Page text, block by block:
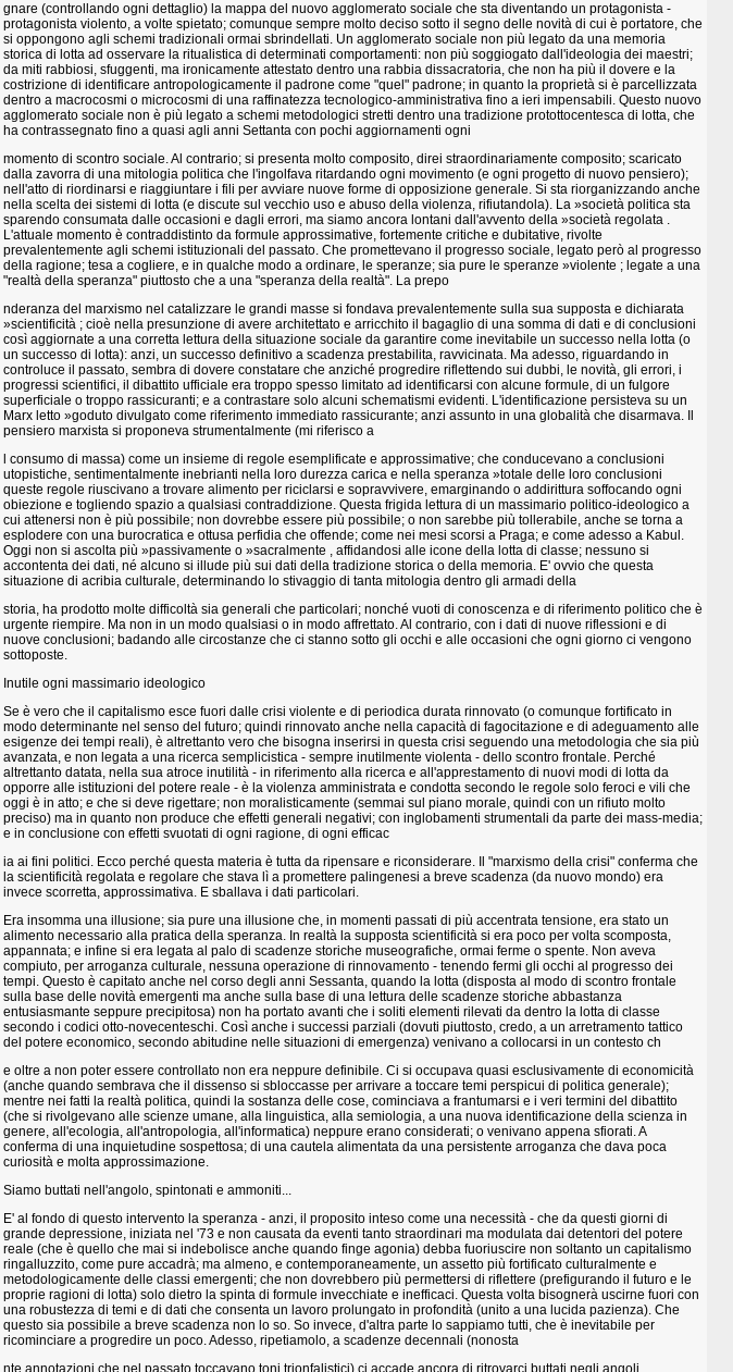
gnare (controllando ogni dettaglio) la mappa del nuovo agglomerato sociale che sta diventando un protagonista -
protagonista violento, a volte spietato; comunque sempre molto deciso sotto il segno delle novità di cui è portatore, che
si oppongono agli schemi tradizionali ormai sbrindellati. Un agglomerato sociale non più legato da una memoria
storica di lotta ad osservare la ritualistica di determinati comportamenti: non più soggiogato dall'ideologia dei maestri;
da miti rabbiosi, sfuggenti, ma ironicamente attestato dentro una rabbia dissacratoria, che non ha più il dovere e la
costrizione di identificare antropologicamente il padrone come "quel" padrone; in quanto la proprietà si è parcellizzata
dentro a macrocosmi o microcosmi di una raffinatezza tecnologico-amministrativa fino a ieri impensabili. Questo nuovo
agglomerato sociale non è più legato a schemi metodologici stretti dentro una tradizione protottocentesca di lotta, che
ha contrassegnato fino a quasi agli anni Settanta con pochi aggiornamenti ogni
momento di scontro sociale. Al contrario; si presenta molto composito, direi straordinariamente composito; scaricato
dalla zavorra di una mitologia politica che l'ingolfava ritardando ogni movimento (e ogni progetto di nuovo pensiero);
nell'atto di riordinarsi e riaggiuntare i fili per avviare nuove forme di opposizione generale. Si sta riorganizzando anche
nella scelta dei sistemi di lotta (e discute sul vecchio uso e abuso della violenza, rifiutandola). La »società politica sta
sparendo consumata dalle occasioni e dagli errori, ma siamo ancora lontani dall'avvento della »società regolata .
L'attuale momento è contraddistinto da formule approssimative, fortemente critiche e dubitative, rivolte
prevalentemente agli schemi istituzionali del passato. Che promettevano il progresso sociale, legato però al progresso
della ragione; tesa a cogliere, e in qualche modo a ordinare, le speranze; sia pure le speranze »violente ; legate a una
"realtà della speranza" piuttosto che a una "speranza della realtà". La prepo
nderanza del marxismo nel catalizzare le grandi masse si fondava prevalentemente sulla sua supposta e dichiarata
»scientificità ; cioè nella presunzione di avere architettato e arricchito il bagaglio di una somma di dati e di conclusioni
così aggiornate a una corretta lettura della situazione sociale da garantire come inevitabile un successo nella lotta (o
un successo di lotta): anzi, un successo definitivo a scadenza prestabilita, ravvicinata. Ma adesso, riguardando in
controluce il passato, sembra di dovere constatare che anziché progredire riflettendo sui dubbi, le novità, gli errori, i
progressi scientifici, il dibattito ufficiale era troppo spesso limitato ad identificarsi con alcune formule, di un fulgore
superficiale o troppo rassicuranti; e a contrastare solo alcuni schematismi evidenti. L'identificazione persisteva su un
Marx letto »goduto divulgato come riferimento immediato rassicurante; anzi assunto in una globalità che disarmava. Il
pensiero marxista si proponeva strumentalmente (mi riferisco a
l consumo di massa) come un insieme di regole esemplificate e approssimative; che conducevano a conclusioni
utopistiche, sentimentalmente inebrianti nella loro durezza carica e nella speranza »totale delle loro conclusioni
queste regole riuscivano a trovare alimento per riciclarsi e sopravvivere, emarginando o addirittura soffocando ogni
obiezione e togliendo spazio a qualsiasi contraddizione. Questa frigida lettura di un massimario politico-ideologico a
cui attenersi non è più possibile; non dovrebbe essere più possibile; o non sarebbe più tollerabile, anche se torna a
esplodere con una burocratica e ottusa perfidia che offende; come nei mesi scorsi a Praga; e come adesso a Kabul.
Oggi non si ascolta più »passivamente o »sacralmente , affidandosi alle icone della lotta di classe; nessuno si
accontenta dei dati, né alcuno si illude più sui dati della tradizione storica o della memoria. E' ovvio che questa
situazione di acribia culturale, determinando lo stivaggio di tanta mitologia dentro gli armadi della
storia, ha prodotto molte difficoltà sia generali che particolari; nonché vuoti di conoscenza e di riferimento politico che è
urgente riempire. Ma non in un modo qualsiasi o in modo affrettato. Al contrario, con i dati di nuove riflessioni e di
nuove conclusioni; badando alle circostanze che ci stanno sotto gli occhi e alle occasioni che ogni giorno ci vengono
sottoposte.
Inutile ogni massimario ideologico
Se è vero che il capitalismo esce fuori dalle crisi violente e di periodica durata rinnovato (o comunque fortificato in
modo determinante nel senso del futuro; quindi rinnovato anche nella capacità di fagocitazione e di adeguamento alle
esigenze dei tempi reali), è altrettanto vero che bisogna inserirsi in questa crisi seguendo una metodologia che sia più
avanzata, e non legata a una ricerca semplicistica - sempre inutilmente violenta - dello scontro frontale. Perché
altrettanto datata, nella sua atroce inutilità - in riferimento alla ricerca e all'apprestamento di nuovi modi di lotta da
opporre alle istituzioni del potere reale - è la violenza amministrata e condotta secondo le regole solo feroci e vili che
oggi è in atto; e che si deve rigettare; non moralisticamente (semmai sul piano morale, quindi con un rifiuto molto
preciso) ma in quanto non produce che effetti generali negativi; con inglobamenti strumentali da parte dei mass-media;
e in conclusione con effetti svuotati di ogni ragione, di ogni efficac
ia ai fini politici. Ecco perché questa materia è tutta da ripensare e riconsiderare. Il "marxismo della crisi" conferma che
la scientificità regolata e regolare che stava lì a promettere palingenesi a breve scadenza (da nuovo mondo) era
invece scorretta, approssimativa. E sballava i dati particolari.
Era insomma una illusione; sia pure una illusione che, in momenti passati di più accentrata tensione, era stato un
alimento necessario alla pratica della speranza. In realtà la supposta scientificità si era poco per volta scomposta,
appannata; e infine si era legata al palo di scadenze storiche museografiche, ormai ferme o spente. Non aveva
compiuto, per arroganza culturale, nessuna operazione di rinnovamento - tenendo fermi gli occhi al progresso dei
tempi. Questo è capitato anche nel corso degli anni Sessanta, quando la lotta (disposta al modo di scontro frontale
sulla base delle novità emergenti ma anche sulla base di una lettura delle scadenze storiche abbastanza
entusiasmante seppure precipitosa) non ha portato avanti che i soliti elementi rilevati da dentro la lotta di classe
secondo i codici otto-novecenteschi. Così anche i successi parziali (dovuti piuttosto, credo, a un arretramento tattico
del potere economico, secondo abitudine nelle situazioni di emergenza) venivano a collocarsi in un contesto ch
e oltre a non poter essere controllato non era neppure definibile. Ci si occupava quasi esclusivamente di economicità
(anche quando sembrava che il dissenso si sbloccasse per arrivare a toccare temi perspicui di politica generale);
mentre nei fatti la realtà politica, quindi la sostanza delle cose, cominciava a frantumarsi e i veri termini del dibattito
(che si rivolgevano alle scienze umane, alla linguistica, alla semiologia, a una nuova identificazione della scienza in
genere, all'ecologia, all'antropologia, all'informatica) neppure erano considerati; o venivano appena sfiorati. A
conferma di una inquietudine sospettosa; di una cautela alimentata da una persistente arroganza che dava poca
curiosità e molta approssimazione.
Siamo buttati nell'angolo, spintonati e ammoniti...
E' al fondo di questo intervento la speranza - anzi, il proposito inteso come una necessità - che da questi giorni di
grande depressione, iniziata nel '73 e non causata da eventi tanto straordinari ma modulata dai detentori del potere
reale (che è quello che mai si indebolisce anche quando finge agonia) debba fuoriuscire non soltanto un capitalismo
ringalluzzito, come pure accadrà; ma almeno, e contemporaneamente, un assetto più fortificato culturalmente e
metodologicamente delle classi emergenti; che non dovrebbero più permettersi di riflettere (prefigurando il futuro e le
proprie ragioni di lotta) solo dietro la spinta di formule invecchiate e inefficaci. Questa volta bisognerà uscirne fuori con
una robustezza di temi e di dati che consenta un lavoro prolungato in profondità (unito a una lucida pazienza). Che
questo sia possibile a breve scadenza non lo so. So invece, d'altra parte lo sappiamo tutti, che è inevitabile per
ricominciare a progredire un poco. Adesso, ripetiamolo, a scadenze decennali (nonosta
nte annotazioni che nel passato toccavano toni trionfalistici) ci accade ancora di ritrovarci buttati negli angoli.